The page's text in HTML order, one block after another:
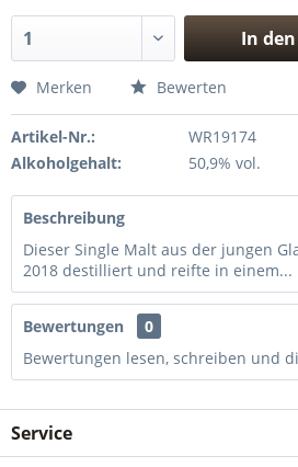
In den
Merken Bewerten
Artikel-Nr.:
WR19174
Alkoholgehalt:
50,9% vol.
Beschreibung
Dieser Single Malt aus der jungen
2018 destilliert und reifte in einem...
Bewertungen
0
Bewertungen lesen, schreiben und
Service